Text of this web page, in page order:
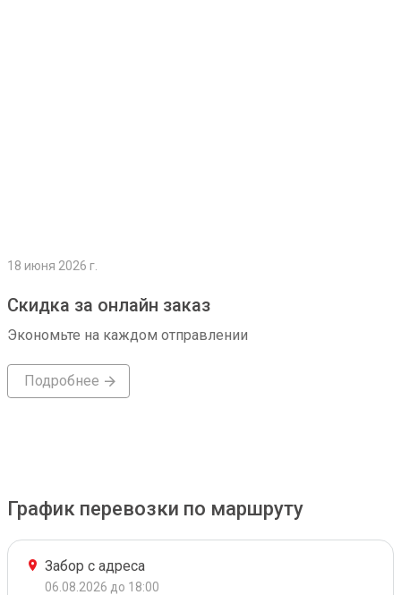
18 июня 2026 г.
Скидка за онлайн заказ
Экономьте на каждом отправлении
Подробнее
График перевозки по маршруту
Забор с адреса
06.08.2026 до 18:00